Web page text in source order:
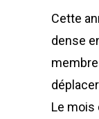
Cette
dense
Le mois